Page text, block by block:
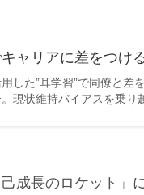
ャリアに差をつけ
した”耳学習”で同僚と差
現状維持バイアスを乗り
成長のロケット」